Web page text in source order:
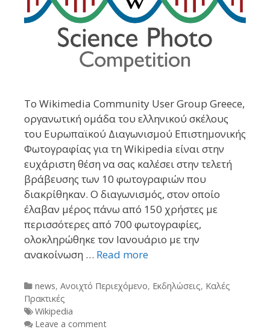
To Wikimedia Community User Group Greece,
οργανωτική ομάδα του ελληνικού σκέλους
του Ευρωπαϊκού Διαγωνισμού Επιστημονικής
Φωτογραφίας για τη Wikipedia είναι στην
ευχάριστη θέση να σας καλέσει στην τελετή
βράβευσης των 10 φωτογραφιών που
διακρίθηκαν. Ο διαγωνισμός, στον οποίο
έλαβαν μέρος πάνω από 150 χρήστες με
περισσότερες από 700 φωτογραφίες,
ολοκληρώθηκε τον Ιανουάριο με την
ανακοίνωση … Read more
Categories
news, Ανοιχτό Περιεχόμενο, Εκδηλώσεις, Καλές
Πρακτικές
Tags
Wikipedia
Leave a comment